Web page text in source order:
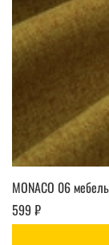
MONACO 06
599 ₽